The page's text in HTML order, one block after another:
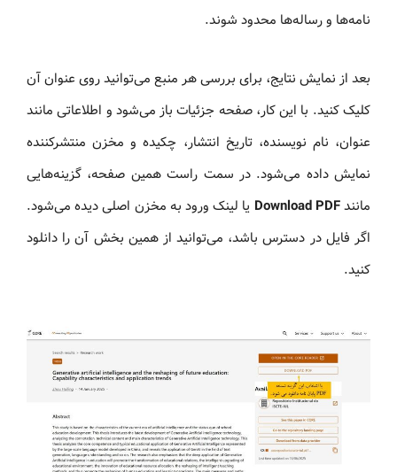
نامه‌ها و رساله‌ها محدود شوند.
بعد از نمایش نتایج، برای بررسی هر منبع می‌توانید روی عنوان آن
کلیک کنید. با این کار، صفحه جزئیات باز می‌شود و اطلاعاتی مانند
عنوان، نام نویسنده، تاریخ انتشار، چکیده و مخزن منتشرکننده
نمایش داده می‌شود. در سمت راست همین صفحه، گزینه‌هایی
مانندDownload PDF یا لینک ورود به مخزن اصلی دیده می‌شود.
اگر فایل در دسترس باشد، می‌توانید از همین بخش آن را دانلود
کنید.